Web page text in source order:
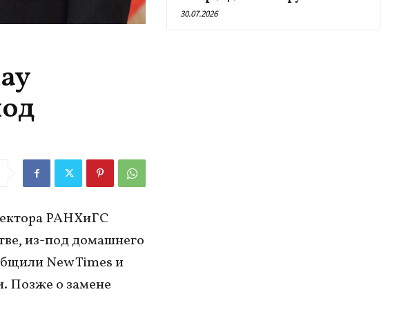
РАНХиГС
из-под домашнего
New Times и
Позже о замене
30.07.2026